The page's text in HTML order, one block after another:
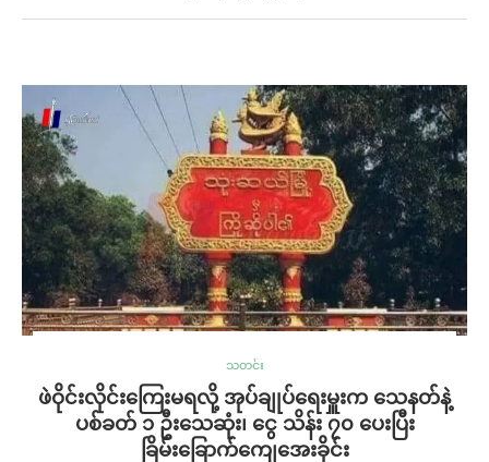
သတင်း
ဖဲဝိုင်းလိုင်းကြေးမရလို့ အုပ်ချုပ်ရေးမှူးက သေနတ်နဲ့
ပစ်ခတ် ၁ ဦးသေဆုံး၊ ငွေ သိန်း ၇၀ ပေးပြီး
ခြိမ်းခြောက်ကျေအေးခိုင်း